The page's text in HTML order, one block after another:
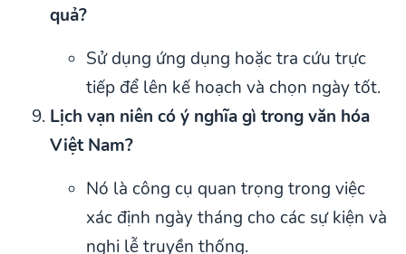
quả?
Sử dụng ứng dụng hoặc tra cứu trực
tiếp để lên kế hoạch và chọn ngày tốt.
Lịch vạn niên có ý nghĩa gì trong văn hóa
Việt Nam?
Nó là công cụ quan trọng trong việc
xác định ngày tháng cho các sự kiện và
nghi lễ truyền thống.